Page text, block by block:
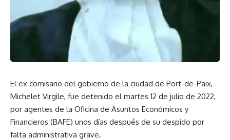
El ex comisario del gobierno de la ciudad de Port-de-Paix,
Michelet Virgile, fue detenido el martes 12 de julio de 2022,
por agentes de la Oficina de Asuntos Económicos y
Financieros (BAFE) unos días después de su despido por
falta administrativa grave.